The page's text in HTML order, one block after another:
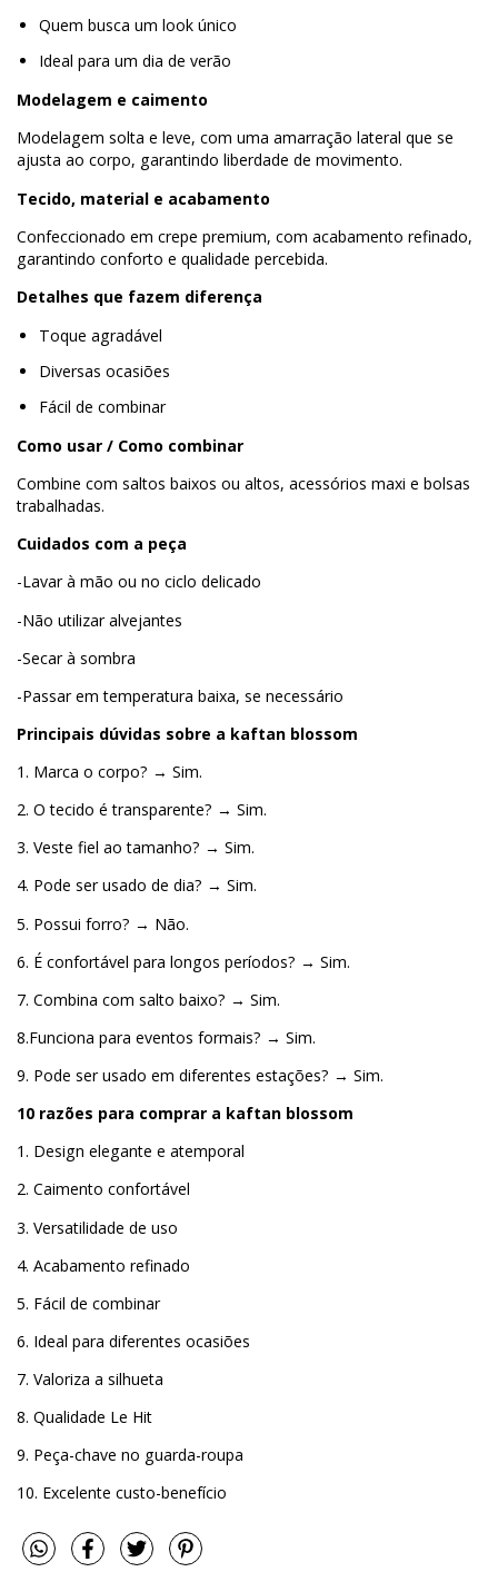
Quem busca um look único
Ideal para um dia de verão
Modelagem e caimento
Modelagem solta e leve, com uma amarração lateral que se
ajusta ao corpo, garantindo liberdade de movimento.
Tecido, material e acabamento
Confeccionado em crepe premium, com acabamento refinado,
garantindo conforto e qualidade percebida.
Detalhes que fazem diferença
Toque agradável
Diversas ocasiões
Fácil de combinar
Como usar / Como combinar
Combine com saltos baixos ou altos, acessórios maxi e bolsas
trabalhadas.
Cuidados com a peça
-Lavar à mão ou no ciclo delicado
-Não utilizar alvejantes
-Secar à sombra
-Passar em temperatura baixa, se necessário
Principais dúvidas sobre a kaftan blossom
1. Marca o corpo? → Sim.
2. O tecido é transparente? → Sim.
3. Veste fiel ao tamanho? → Sim.
4. Pode ser usado de dia? → Sim.
5. Possui forro? → Não.
6. É confortável para longos períodos? → Sim.
7. Combina com salto baixo? → Sim.
8.Funciona para eventos formais? → Sim.
9. Pode ser usado em diferentes estações? → Sim.
10 razões para comprar a kaftan blossom
1. Design elegante e atemporal
2. Caimento confortável
3. Versatilidade de uso
4. Acabamento refinado
5. Fácil de combinar
6. Ideal para diferentes ocasiões
7. Valoriza a silhueta
8. Qualidade Le Hit
9. Peça-chave no guarda-roupa
10. Excelente custo-benefício